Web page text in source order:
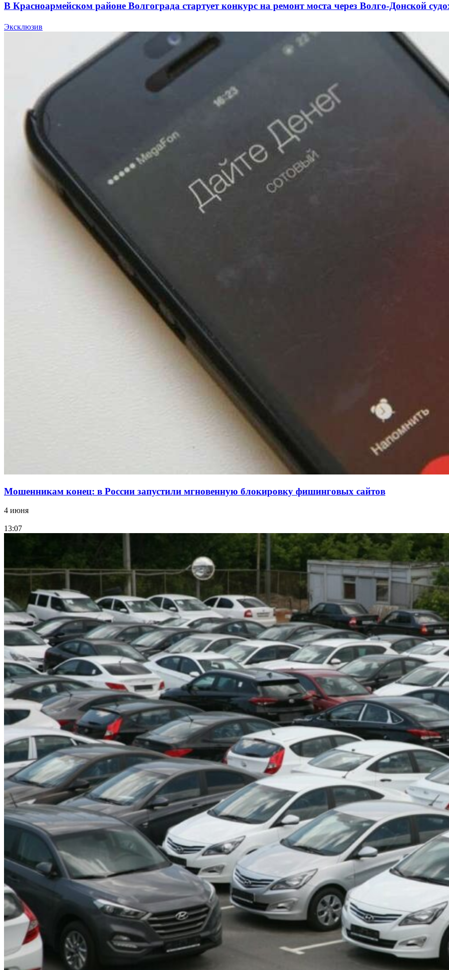
В Красноармейском районе Волгограда стартует конкурс на ремонт моста через Волго‑Донской
12:28
Фестиваль #ТриЧетыре в Волгограде пройдёт 11–13 сентября в рамках Года единства народов
Эксклюзив
Мошенникам конец: в России запустили мгновенную блокировку фишинговых сайтов
4 июня
13:07